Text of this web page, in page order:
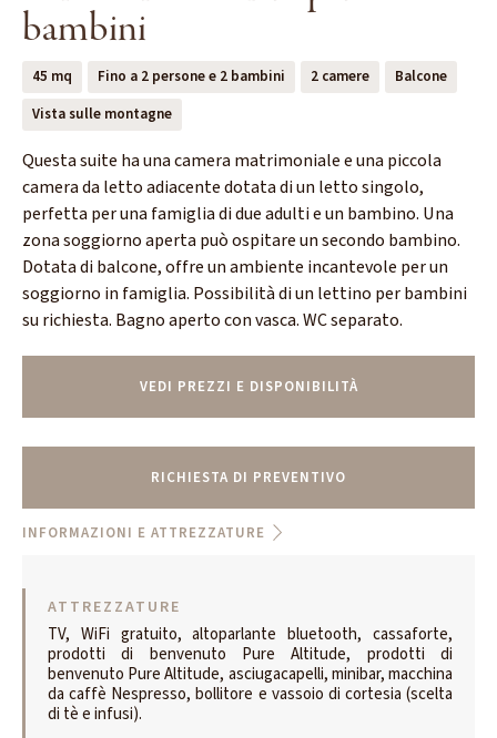
bambini
45 mq Fino a 2 persone e 2 bambini 2 camere
Balcone
Vista sulle montagne
Questa suite ha una camera matrimoniale e una piccola
camera da letto adiacente dotata di un letto singolo,
perfetta per una famiglia di due adulti e un bambino. Una
zona soggiorno aperta può ospitare un secondo bambino.
Dotata di balcone, offre un ambiente incantevole per un
soggiorno in famiglia. Possibilità di un lettino per bambini
su richiesta. Bagno aperto con vasca. WC separato.
VEDI PREZZI E DISPONIBILITÀ
RICHIESTA DI PREVENTIVO
INFORMAZIONI E ATTREZZATURE
ATTREZZATURE
TV, WiFi gratuito, altoparlante bluetooth, cassaforte,
prodotti di benvenuto Pure Altitude, prodotti di
benvenuto Pure Altitude, asciugacapelli, minibar, macchina
da caffè Nespresso, bollitore e vassoio di cortesia (scelta
di tè e infusi).